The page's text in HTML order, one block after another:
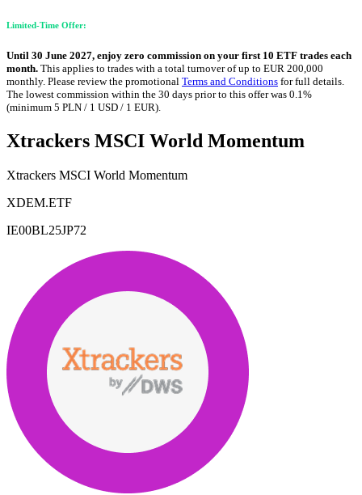
Limited-Time Offer:
Until 30 June 2027, enjoy zero commission on your first 10 ETF trades each
month. This applies to trades with a total turnover of up to EUR 200,000
monthly. Please review the promotional Terms and Conditions for full details.
The lowest commission within the 30 days prior to this offer was 0.1%
(minimum 5 PLN / 1 USD / 1 EUR).
Xtrackers MSCI World Momentum
Xtrackers MSCI World Momentum
XDEM.ETF
IE00BL25JP72